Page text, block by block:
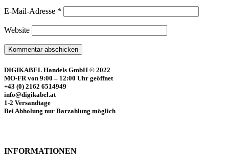
E-Mail-Adresse *
Website
DIGIKABEL Handels GmbH © 2022
MO-FR von 9:00 – 12:00 Uhr geöffnet
+43 (0) 2162 6514949
info@digikabel.at
1-2 Versandtage
Bei Abholung nur Barzahlung möglich
INFORMATIONEN